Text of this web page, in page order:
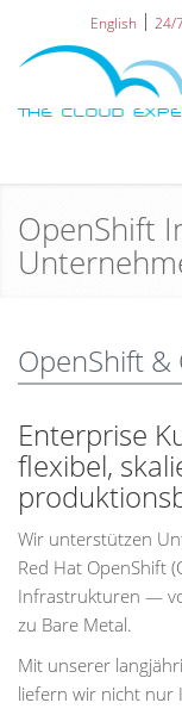
English 24/
OpenShift
OpenShift &
Enterprise
flexibel,
Wir unterstützen
Red Hat OpenShift
Infrastrukturen —
zu Bare Metal.
Mit unserer
liefern wir nicht nur